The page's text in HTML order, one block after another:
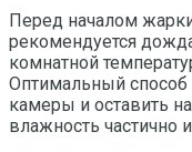
Перед началом
рекомендуется
комнатной
Оптимальный
камеры и оставить
влажность частично